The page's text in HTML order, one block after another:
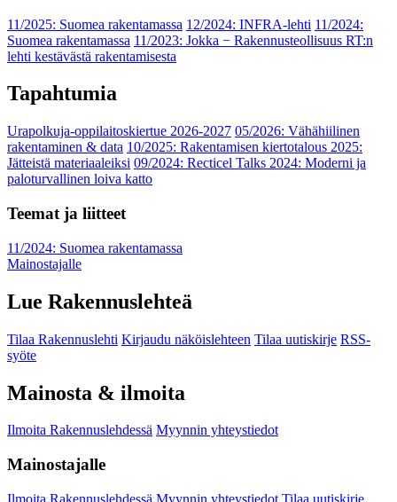
11/2025: Suomea rakentamassa 12/2024: INFRA-lehti 11/2024:
Suomea rakentamassa 11/2023: Jokka − Rakennusteollisuus RT:n
lehti kestävästä rakentamisesta
Tapahtumia
Urapolkuja-oppilaitoskiertue 2026-2027 05/2026: Vähähiilinen
rakentaminen & data 10/2025: Rakentamisen kiertotalous 2025:
Jätteistä materiaaleiksi 09/2024: Recticel Talks 2024: Moderni ja
paloturvallinen loiva katto
Teemat ja liitteet
11/2024: Suomea rakentamassa
Mainostajalle
Lue Rakennuslehteä
Tilaa Rakennuslehti Kirjaudu näköislehteen Tilaa uutiskirje RSS-
syöte
Mainosta & ilmoita
Ilmoita Rakennuslehdessä Myynnin yhteystiedot
Mainostajalle
Ilmoita Rakennuslehdessä Myynnin yhteystiedot Tilaa uutiskirje